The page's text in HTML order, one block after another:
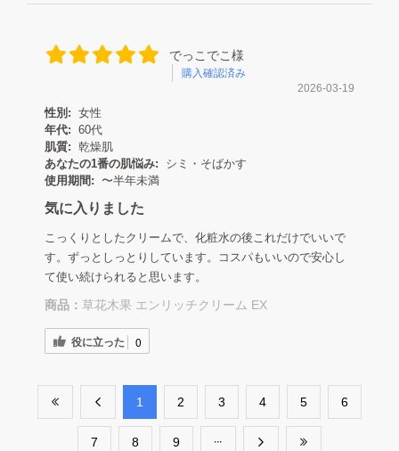
でっこでこ様
購入確認済み
2026-03-19
性別: 女性
年代: 60代
肌質: 乾燥肌
あなたの1番の肌悩み:
シミ・そばかす
使用期間:
〜半年未満
気に入りました
こっくりとしたクリームで、化粧水の後これだけでいいで
す。ずっとしっとりしています。コスパもいいので安心し
て使い続けられると思います。
商品： 草花木果 エンリッチクリーム EX
役に立った 0
​1 ​2 ​3 ​4 ​5 ​6
​7 ​8 ​9